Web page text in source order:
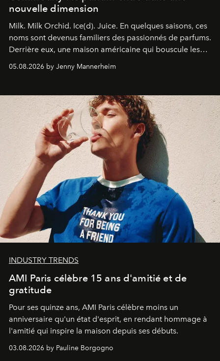
nouvelle dimension
Milk. Milk Orchid. Ice(d). Juice. En quelques saisons, ces
noms sont devenus familiers des passionnés de parfums.
Derrière eux, une maison américaine qui bouscule les
codes de la parfumerie contemporaine en proposant
une approche aussi intuitive que personnelle :
05.08.2026 by Jenny Mannerheim
INDUSTRY TRENDS
AMI Paris célèbre 15 ans d'amitié et de
gratitude
Pour ses quinze ans, AMI Paris célèbre moins un
anniversaire qu'un état d'esprit, en rendant hommage à
l'amitié qui inspire la maison depuis ses débuts.
03.08.2026 by Pauline Borgogno